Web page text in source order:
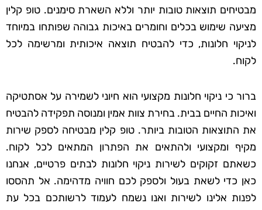
מבטיחים תוצאות טובות יותר וללא השארת סימנים. טופ קלין
מציעה שימוש בכלים וחומרים באיכות גבוהה שפותחו במיוחד
לניקוי חלונות, כדי להבטיח תוצאה איכותית ומרשימה לכל
לקוח.
ברור כי ניקוי חלונות מקצועי הוא חיוני לשמירה על אסתטיקה
ואיכות החיים בבית. בחירת צוות אמין ומנוסה תפקידה להבטיח
את התוצאות הטובות ביותר. טופ קלין מבטיחה לספק שירות
מקיף ומקצועי ולהתאים את הפתרון המתאים לכל לקוח.
כשאתם זקוקים לשירות ניקוי חלונות לבתים פרטיים, אנחנו
כאן כדי לשאת בעול ולספק לכם חוויה מדהימה. אל תהססו
לפנות אלינו לשירות ואנו נשמח לעמוד לרשותכם בכל עת